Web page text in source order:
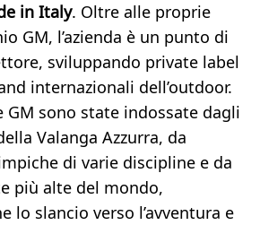
in Italy. Oltre alle proprie
GM, l’azienda è un punto di
sviluppando private label
internazionali dell’outdoor.
GM sono state indossate dagli
Valanga Azzurra, da
di varie discipline e da
più alte del mondo,
lo slancio verso l’avventura e